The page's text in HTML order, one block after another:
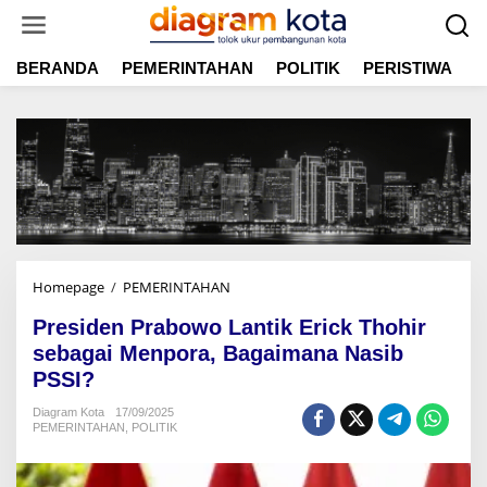
t
BERANDA PEMERINTAHAN POLITIK PERISTIWA
Homepage / PEMERINTAHAN
e
s
Presiden Prabowo Lantik Erick Thohir
sebagai Menpora, Bagaimana Nasib
PSSI?
Diagram Kota
17/09/2025
PEMERINTAHAN
POLITIK